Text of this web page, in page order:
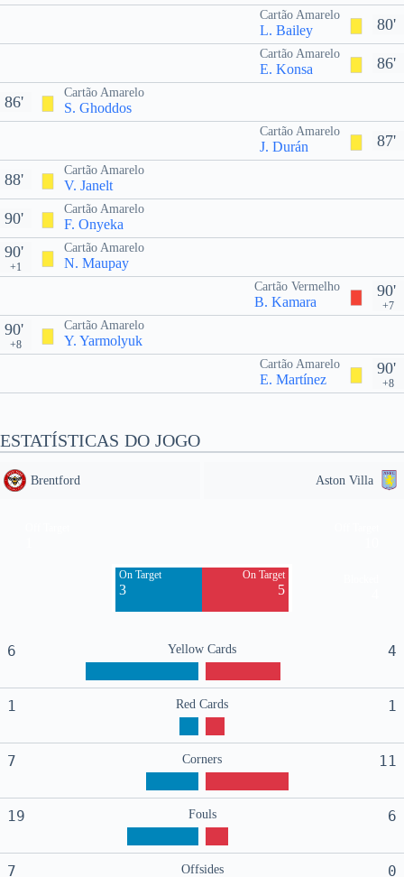
80'
Cartão Amarelo
L. Bailey
86'
Cartão Amarelo
E. Konsa
Cartão Amarelo
S. Ghoddos
86'
87'
Cartão Amarelo
J. Durán
Cartão Amarelo
V. Janelt
88'
Cartão Amarelo
F. Onyeka
90'
Cartão Amarelo
N. Maupay
90'
+1
90'
+7
Cartão Vermelho
B. Kamara
Cartão Amarelo
Y. Yarmolyuk
90'
+8
90'
+8
Cartão Amarelo
E. Martínez
ESTATÍSTICAS DO JOGO
Brentford Aston Villa
On Target
3
On Target
5
6 Yellow Cards 4
1 Red Cards 1
7 Corners 11
19 Fouls 6
7 Offsides 0